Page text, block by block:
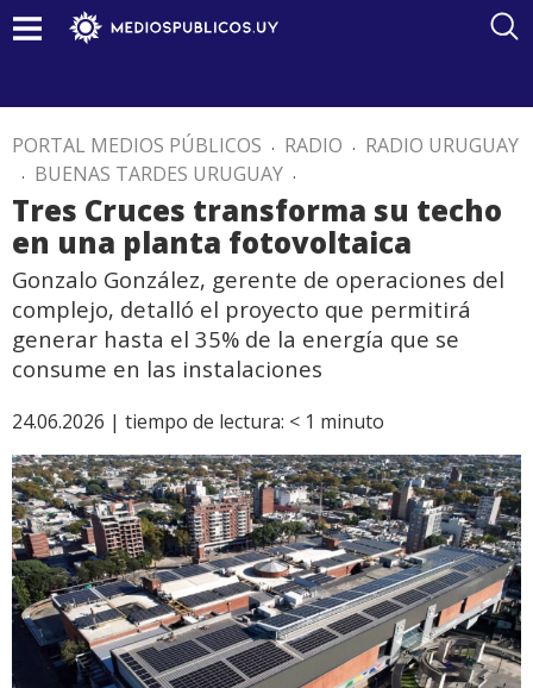
PORTAL MEDIOS PÚBLICOS . RADIO . RADIO URUGUAY
. BUENAS TARDES URUGUAY .
Tres Cruces transforma su techo
en una planta fotovoltaica
Gonzalo González, gerente de operaciones del
complejo, detalló el proyecto que permitirá
generar hasta el 35% de la energía que se
consume en las instalaciones
24.06.2026 | tiempo de lectura: < 1 minuto